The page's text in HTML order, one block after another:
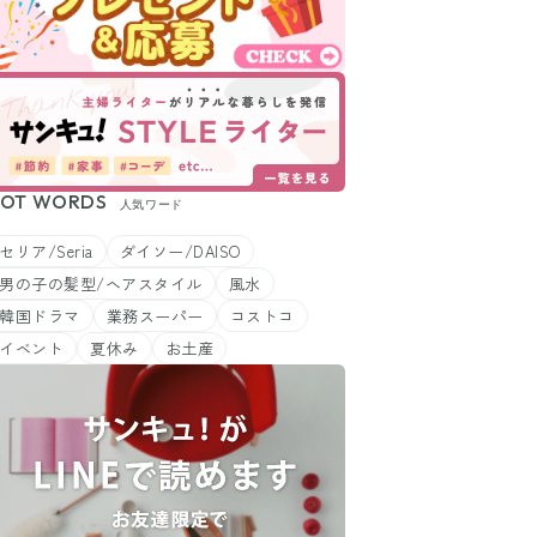
WORDS 人気ワード
セリア/Seria
ダイソー/DAISO
男の子の髪型/ヘアスタイル
風水
韓国ドラマ
業務スーパー
コストコ
イベント
夏休み お土産